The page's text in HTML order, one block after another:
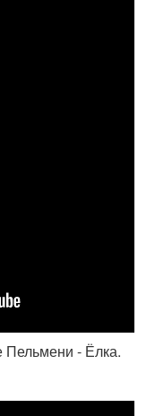
Пельмени - Ёлка.